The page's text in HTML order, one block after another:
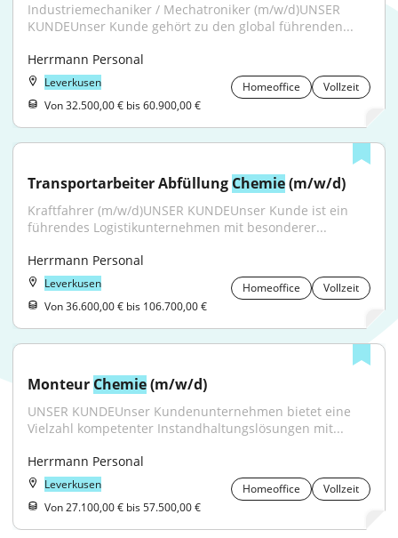
Industriemechaniker / Mechatroniker (m/w/d)UNSER
KUNDEUnser Kunde gehört zu den global führenden...
Herrmann Personal
Leverkusen Homeoffice
Vollzeit
Von 32.500,00 € bis 60.900,00 €
Transportarbeiter Abfüllung Chemie (m/w/d)
Kraftfahrer (m/w/d)UNSER KUNDEUnser Kunde ist ein
führendes Logistikunternehmen mit besonderer...
Herrmann Personal
Leverkusen Homeoffice
Vollzeit
Von 36.600,00 € bis 106.700,00 €
Monteur Chemie (m/w/d)
UNSER KUNDEUnser Kundenunternehmen bietet eine
Vielzahl kompetenter Instandhaltungslösungen mit...
Herrmann Personal
Leverkusen Homeoffice
Vollzeit
Von 27.100,00 € bis 57.500,00 €